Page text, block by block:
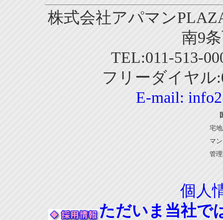
株式会社アパマン
南9
TEL:011-513-
フリーダイヤル
E-mail:
宅
マ
管
個人
ただいま当社で